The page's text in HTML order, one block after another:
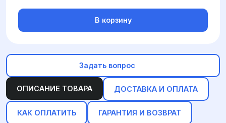
ОПИСАНИЕ ТОВАРА ДОСТАВКА И ОПЛАТА
КАК ОПЛАТИТЬ ГАРАНТИЯ И ВОЗВРАТ
В корзину
Задать вопрос